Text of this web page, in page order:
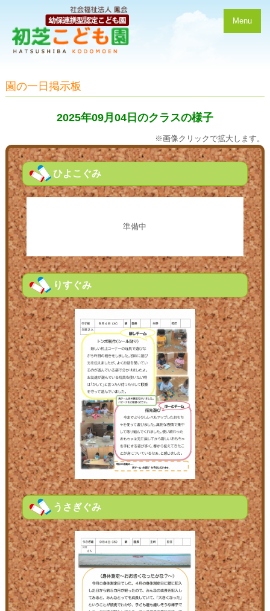
Menu
園の一日掲示板
2025年09月04日のクラスの様子
※画像クリックで拡大します。
ひよこぐみ
準備中
りすぐみ
うさぎぐみ